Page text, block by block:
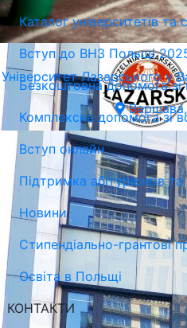
Університет Лазарського у
Каталог університетів та
Вступ до ВНЗ Польщі
Безкоштовна допомога зі
Комплексна допомога зі
Вступ онлайн
Підтримка абітурієнтів та
Новини
Стипендіально-грантові
Освіта в Польщі
КОНТАКТИ